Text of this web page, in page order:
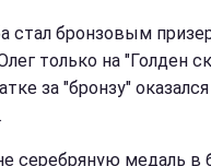
стал бронзовым
только на "Голден
за "бронзу" оказался
серебряную медаль в